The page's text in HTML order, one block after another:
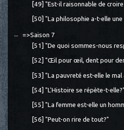
[49] "Est-il raisonnable de croire
[50] "La philosophie a-t-elle une
=>Saison 7
[51] "De quoi sommes-nous
[52] "Œil pour œil, dent pour
[53] "La pauvreté est-elle le mal
[54] "L'Histoire se répète-t-elle?"
[55] "La femme est-elle un
[56] "Peut-on rire de tout?"